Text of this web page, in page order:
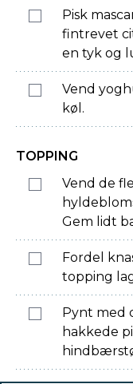
Pisk
fintrevet
en tyk og
Vend
køl.
TOPPING
Vend de
Gem lidt
Fordel
topping
Pynt med
hakkede